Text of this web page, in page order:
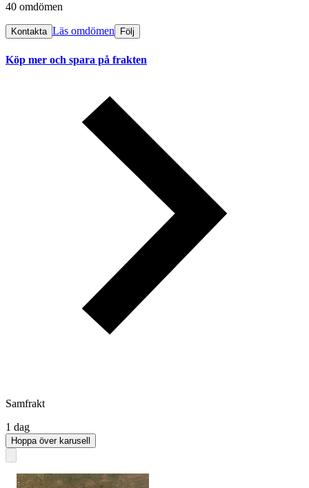
40 omdömen
Kontakta Läs omdömen Följ
Köp mer och spara på frakten
Samfrakt
1 dag
Hoppa över karusell